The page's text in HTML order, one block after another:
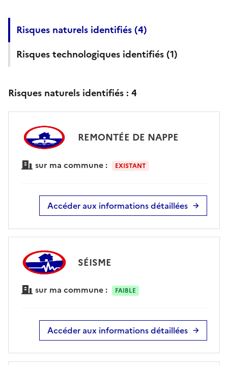
Risques naturels identifiés (4)
Risques technologiques identifiés (1)
Risques naturels identifiés : 4
REMONTÉE DE NAPPE
sur ma commune : EXISTANT
Accéder aux informations détaillées
SÉISME
sur ma commune : FAIBLE
Accéder aux informations détaillées